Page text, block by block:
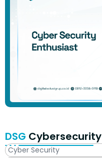
DSG Cybersecurity
Cyber Security